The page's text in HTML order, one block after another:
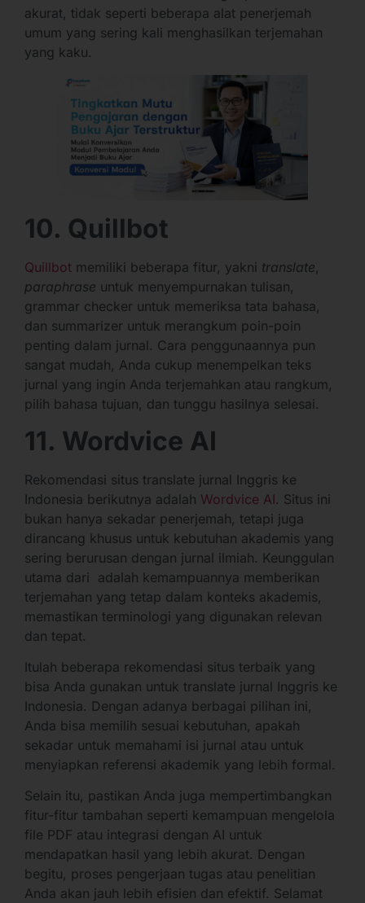
akurat, tidak seperti beberapa alat penerjemah
umum yang sering kali menghasilkan terjemahan
yang kaku.
10. Quillbot
Quillbot memiliki beberapa fitur, yakni translate,
paraphrase untuk menyempurnakan tulisan,
grammar checker untuk memeriksa tata bahasa,
dan summarizer untuk merangkum poin-poin
penting dalam jurnal. Cara penggunaannya pun
sangat mudah, Anda cukup menempelkan teks
jurnal yang ingin Anda terjemahkan atau rangkum,
pilih bahasa tujuan, dan tunggu hasilnya selesai.
11. Wordvice AI
Rekomendasi situs translate jurnal Inggris ke
Indonesia berikutnya adalah Wordvice AI. Situs ini
bukan hanya sekadar penerjemah, tetapi juga
dirancang khusus untuk kebutuhan akademis yang
sering berurusan dengan jurnal ilmiah. Keunggulan
utama dari adalah kemampuannya memberikan
terjemahan yang tetap dalam konteks akademis,
memastikan terminologi yang digunakan relevan
dan tepat.
Itulah beberapa rekomendasi situs terbaik yang
bisa Anda gunakan untuk translate jurnal Inggris ke
Indonesia. Dengan adanya berbagai pilihan ini,
Anda bisa memilih sesuai kebutuhan, apakah
sekadar untuk memahami isi jurnal atau untuk
menyiapkan referensi akademik yang lebih formal.
Selain itu, pastikan Anda juga mempertimbangkan
fitur-fitur tambahan seperti kemampuan mengelola
file PDF atau integrasi dengan AI untuk
mendapatkan hasil yang lebih akurat. Dengan
begitu, proses pengerjaan tugas atau penelitian
Anda akan jauh lebih efisien dan efektif. Selamat